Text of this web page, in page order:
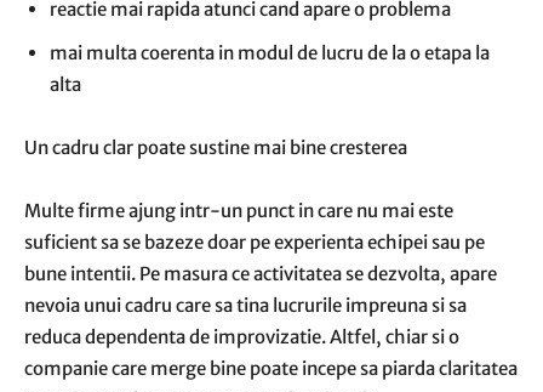
reactie mai rapida atunci cand apare o problema
mai multa coerenta in modul de lucru de la o etapa la
alta
Un cadru clar poate sustine mai bine cresterea
Multe firme ajung intr-un punct in care nu mai este
suficient sa se bazeze doar pe experienta echipei sau pe
bune intentii. Pe masura ce activitatea se dezvolta, apare
nevoia unui cadru care sa tina lucrurile impreuna si sa
reduca dependenta de improvizatie. Altfel, chiar si o
companie care merge bine poate incepe sa piarda claritatea